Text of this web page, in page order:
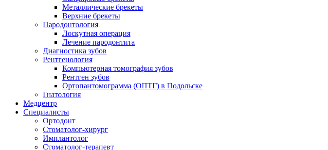
Металлические брекеты
Верхние брекеты
Пародонтология
Лоскутная операция
Лечение пародонтита
Диагностика зубов
Рентгенология
Компьютерная томография зубов
Рентген зубов
Ортопантомограмма (ОПТГ) в Подольске
Гнатология
Медцентр
Специалисты
Ортодонт
Стоматолог-хирург
Имплантолог
Стоматолог-терапевт